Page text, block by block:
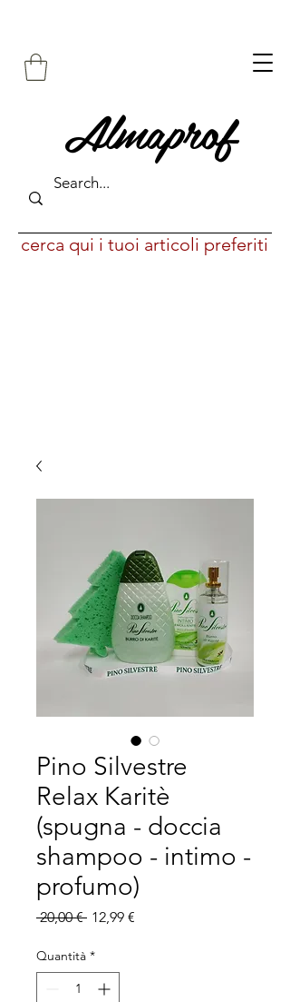
Almaprof
cerca qui i tuoi articoli preferiti
Pino Silvestre
Relax Karitè
(spugna - doccia
shampoo - intimo -
profumo)
20,00 € Prezzo
12,99 €
Quantità *